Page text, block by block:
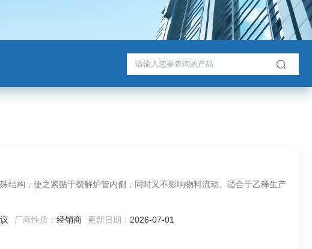
结构，使之紧贴于裂解炉管内侧，同时又不影响物料流动。适合于乙稀生产
厂商性质： 经销商 更新日期： 2026-07-01